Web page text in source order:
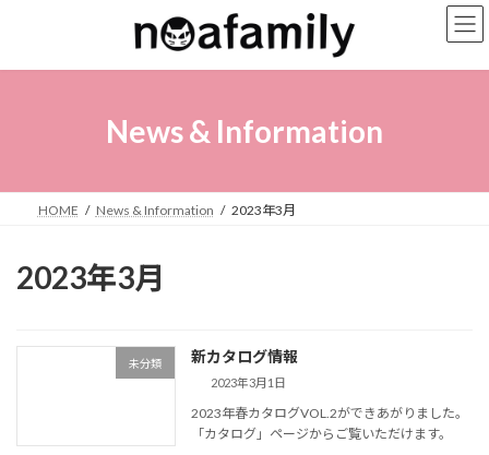
ン
ー
News & Information
HOME News & Information 2023年3月
2023年3月
未分類 新カタログ情報
2023年3月1日
2023年春カタログVOL.2ができあがりました。
「カタログ」ページからご覧いただけます。